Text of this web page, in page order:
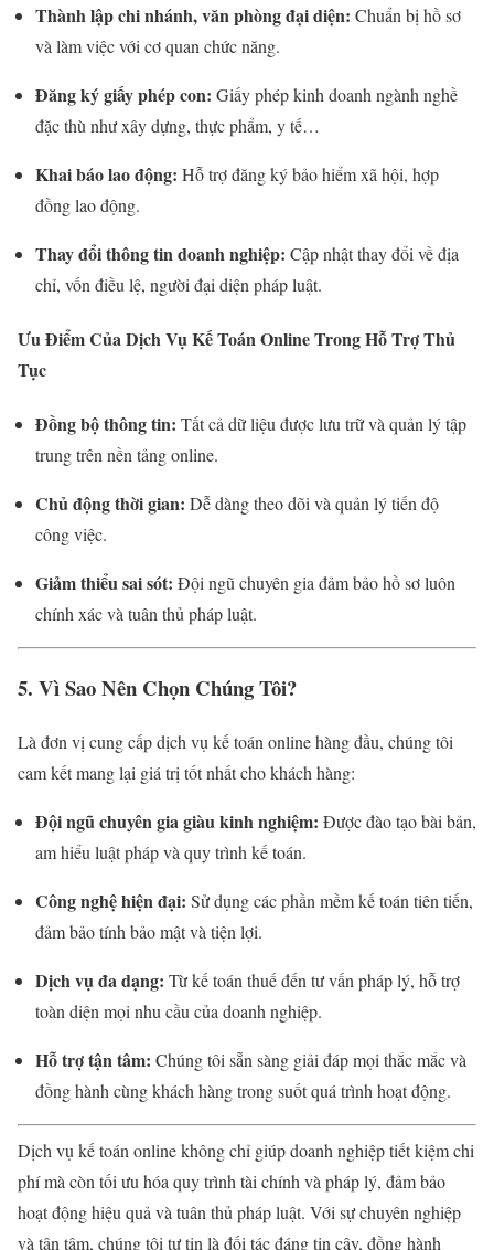
Thành lập chi nhánh, văn phòng đại diện: Chuẩn bị hồ sơ
và làm việc với cơ quan chức năng.
Đăng ký giấy phép con: Giấy phép kinh doanh ngành nghề
đặc thù như xây dựng, thực phẩm, y tế…
Khai báo lao động: Hỗ trợ đăng ký bảo hiểm xã hội, hợp
đồng lao động.
Thay đổi thông tin doanh nghiệp: Cập nhật thay đổi về địa
chỉ, vốn điều lệ, người đại diện pháp luật.
Ưu Điểm Của Dịch Vụ Kế Toán Online Trong Hỗ Trợ Thủ
Tục
Đồng bộ thông tin: Tất cả dữ liệu được lưu trữ và quản lý tập
trung trên nền tảng online.
Chủ động thời gian: Dễ dàng theo dõi và quản lý tiến độ
công việc.
Giảm thiểu sai sót: Đội ngũ chuyên gia đảm bảo hồ sơ luôn
chính xác và tuân thủ pháp luật.
5. Vì Sao Nên Chọn Chúng Tôi?
Là đơn vị cung cấp dịch vụ kế toán online hàng đầu, chúng tôi
cam kết mang lại giá trị tốt nhất cho khách hàng:
Đội ngũ chuyên gia giàu kinh nghiệm: Được đào tạo bài bản,
am hiểu luật pháp và quy trình kế toán.
Công nghệ hiện đại: Sử dụng các phần mềm kế toán tiên tiến,
đảm bảo tính bảo mật và tiện lợi.
Dịch vụ đa dạng: Từ kế toán thuế đến tư vấn pháp lý, hỗ trợ
toàn diện mọi nhu cầu của doanh nghiệp.
Hỗ trợ tận tâm: Chúng tôi sẵn sàng giải đáp mọi thắc mắc và
đồng hành cùng khách hàng trong suốt quá trình hoạt động.
Dịch vụ kế toán online không chỉ giúp doanh nghiệp tiết kiệm chi
phí mà còn tối ưu hóa quy trình tài chính và pháp lý, đảm bảo
hoạt động hiệu quả và tuân thủ pháp luật. Với sự chuyên nghiệp
và tận tâm, chúng tôi tự tin là đối tác đáng tin cậy, đồng hành